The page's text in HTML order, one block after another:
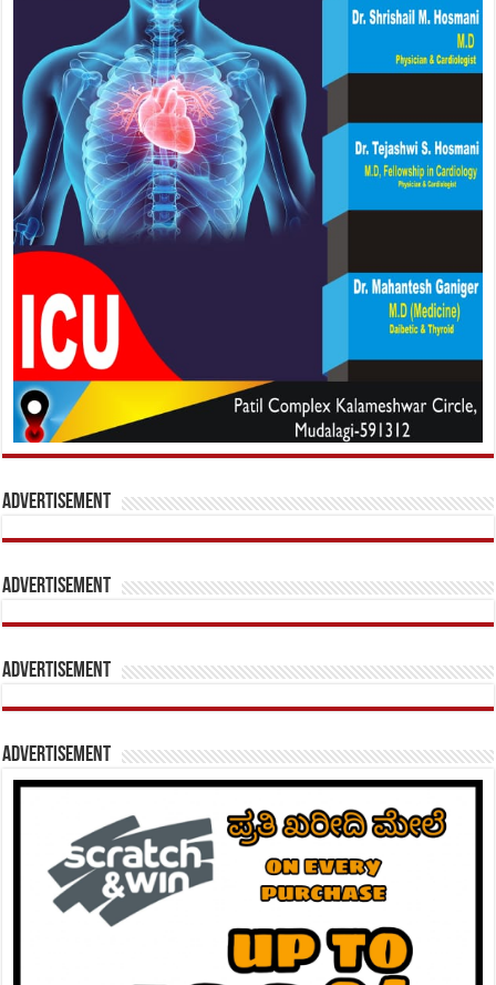
Advertisement
Advertisement
Advertisement
Advertisement